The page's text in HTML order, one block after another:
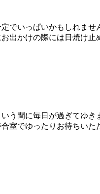
でいっぱいかもしれま
出かけの際には日焼け止
う間に毎日が過ぎてゆ
室でゆったりお待ちいた